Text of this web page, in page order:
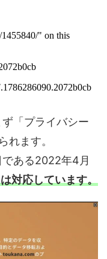
「プライバシー
れます。
ある2022年4月
対応しています。